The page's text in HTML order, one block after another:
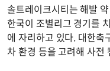
솔트레이크시티는 해발
한국이 조별리그 경기를
에 자리하고 있다. 대한축
차 환경 등을 고려해 사전